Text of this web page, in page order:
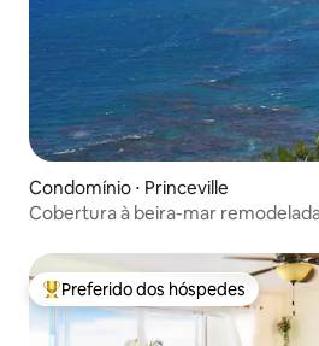
Condomínio ⋅ Princeville
Cobertura à beira-mar
Entre os melhores preferidos dos
Preferido dos hóspedes